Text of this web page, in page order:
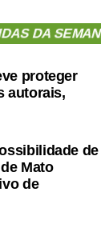
DA
proteger
autorais,
de
Mato
de